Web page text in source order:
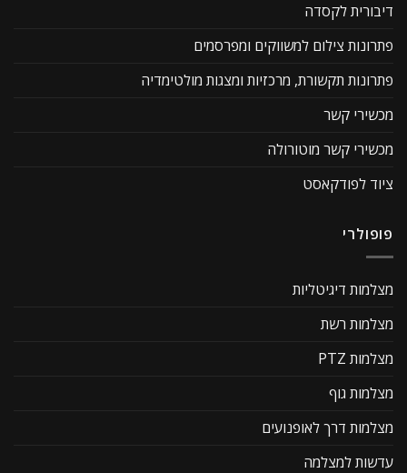
דיבורית לקסדה
פתרונות צילום למשווקים ומפרסמים
פתרונות תקשורת, מרכזיות ומצגות מולטימדיה
מכשירי קשר
מכשירי קשר מוטורולה
ציוד לפודקאסט
פופולרי
מצלמות דיגיטליות
מצלמות רשת
מצלמות PTZ
מצלמות גוף
מצלמות דרך לאופנועים
עדשות למצלמה